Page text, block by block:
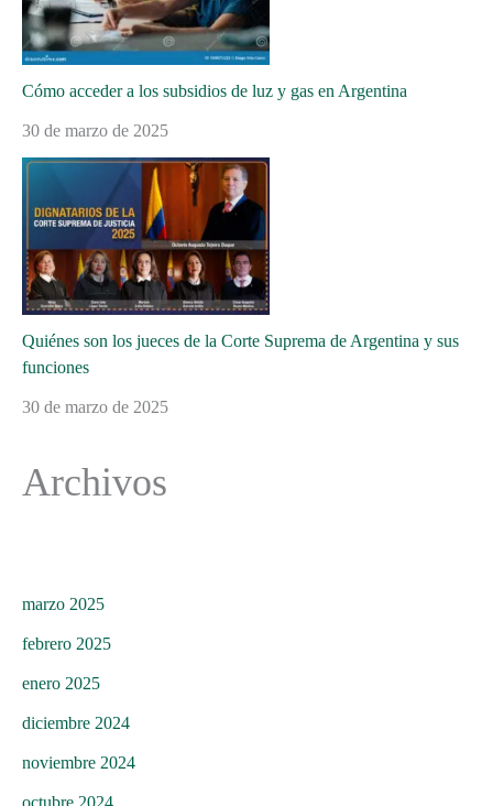
Cómo acceder a los subsidios de luz y gas en Argentina
30 de marzo de 2025
Quiénes son los jueces de la Corte Suprema de Argentina y sus
funciones
30 de marzo de 2025
Archivos
marzo 2025
febrero 2025
enero 2025
diciembre 2024
noviembre 2024
octubre 2024